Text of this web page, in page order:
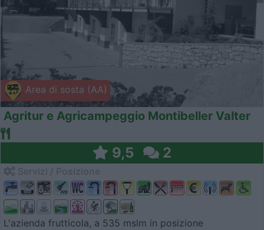
Area di sosta (AA)
Agritur e Agricampeggio Montibeller Valter
9,5 2
L'azienda frutticola, a 535 mslm in posizione